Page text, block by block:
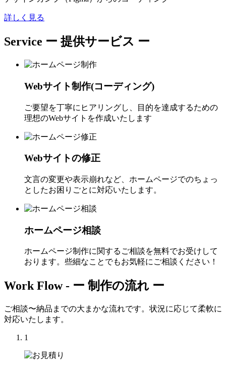
詳しく見る
Service ー 提供サービス ー
Webサイト制作(コーディング)
ご要望を丁寧にヒアリングし、目的を達成するための
理想のWebサイトを作成いたします
Webサイトの修正
文言の変更や表示崩れなど、ホームページでのちょっ
としたお困りごとに対応いたします。
ホームページ相談
ホームページ制作に関するご相談を無料でお受けして
おります。些細なことでもお気軽にご相談ください！
Work Flow - ー 制作の流れ ー
ご相談〜納品までの大まかな流れです。状況に応じて柔軟に
対応いたします。
1